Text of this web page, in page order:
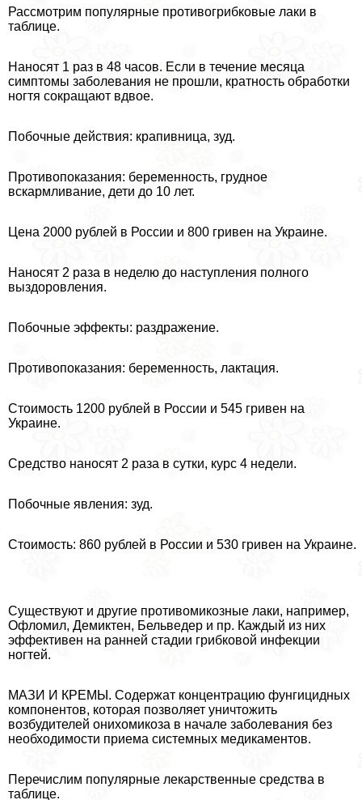
Рассмотрим популярные противогрибковые лаки в
таблице.
Наносят 1 раз в 48 часов. Если в течение месяца
симптомы заболевания не прошли, кратность обработки
ногтя сокращают вдвое.
Побочные действия: крапивница, зуд.
Противопоказания: беременность, грудное
вскармливание, дети до 10 лет.
Цена 2000 рублей в России и 800 гривен на Украине.
Наносят 2 раза в неделю до наступления полного
выздоровления.
Побочные эффекты: раздражение.
Противопоказания: беременность, лактация.
Стоимость 1200 рублей в России и 545 гривен на
Украине.
Средство наносят 2 раза в сутки, курс 4 недели.
Побочные явления: зуд.
Стоимость: 860 рублей в России и 530 гривен на Украине.
Существуют и другие противомикозные лаки, например,
Офломил, Демиктен, Бельведер и пр. Каждый из них
эффективен на ранней стадии грибковой инфекции
ногтей.
МАЗИ И КРЕМЫ. Содержат концентрацию фунгицидных
компонентов, которая позволяет уничтожить
возбудителей онихомикоза в начале заболевания без
необходимости приема системных медикаментов.
Перечислим популярные лекарственные средства в
таблице.